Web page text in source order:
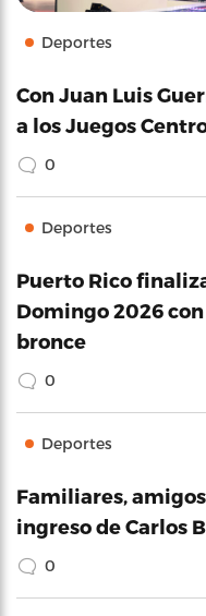
Deportes
Con Juan Luis
a los Juegos
0
Deportes
Puerto Rico
Domingo 2026
bronce
0
Deportes
Familiares,
ingreso de Carlos
0